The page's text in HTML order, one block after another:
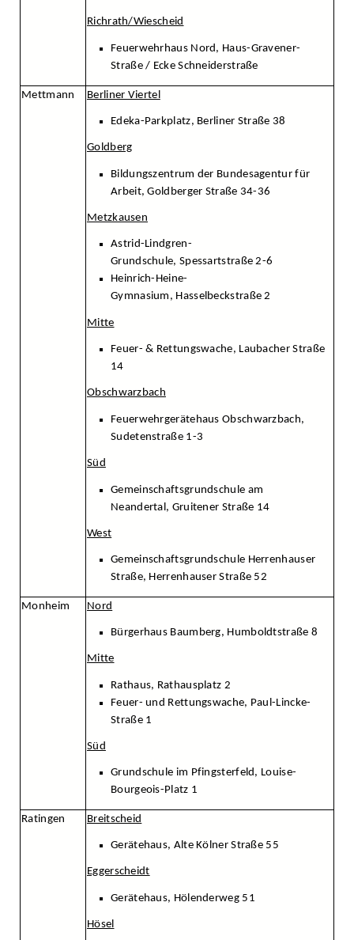
Richrath/Wiescheid
Feuerwehrhaus Nord, Haus-Gravener-
Straße / Ecke Schneiderstraße
Mettmann Berliner Viertel
Edeka-Parkplatz, Berliner Straße 38
Goldberg
Bildungszentrum der Bundesagentur für
Arbeit, Goldberger Straße 34-36
Metzkausen
Astrid-Lindgren-
Grundschule, Spessartstraße 2-6
Heinrich-Heine-
Gymnasium, Hasselbeckstraße 2
Mitte
Feuer- & Rettungswache, Laubacher Straße
14
Obschwarzbach
Feuerwehrgerätehaus Obschwarzbach,
Sudetenstraße 1-3
Süd
Gemeinschaftsgrundschule am
Neandertal, Gruitener Straße 14
West
Gemeinschaftsgrundschule Herrenhauser
Straße, Herrenhauser Straße 52
Monheim Nord
Bürgerhaus Baumberg, Humboldtstraße 8
Mitte
Rathaus, Rathausplatz 2
Feuer- und Rettungswache, Paul-Lincke-
Straße 1
Süd
Grundschule im Pfingsterfeld, Louise-
Bourgeois-Platz 1
Ratingen Breitscheid
Gerätehaus, Alte Kölner Straße 55
Eggerscheidt
Gerätehaus, Hölenderweg 51
Hösel